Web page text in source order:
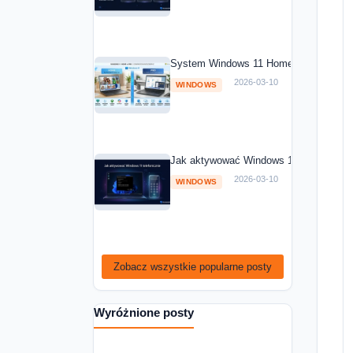
System Windows 11 Home vs
WINDOWS 2026-03-10
Jak aktywować Windows 11
WINDOWS 2026-03-10
Zobacz wszystkie popularne posty
Wyróżnione posty